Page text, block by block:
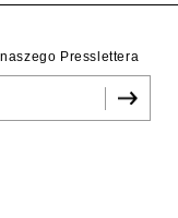
Presslettera